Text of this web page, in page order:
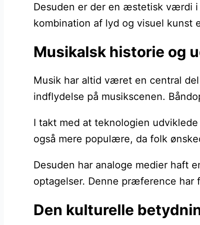
Desuden er der en æstetisk værdi i
kombination af lyd og visuel
Musikalsk historie og
Musik har altid været en central
indflydelse på musikscenen.
I takt med at teknologien
også mere populære, da folk
Desuden har analoge medier haft
optagelser. Denne præference
Den kulturelle